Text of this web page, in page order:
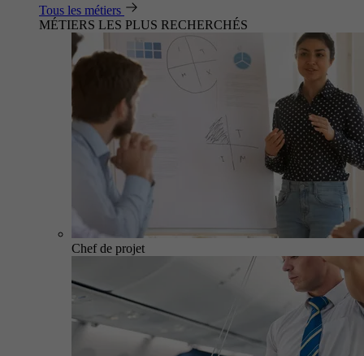
Tous les métiers
MÉTIERS LES PLUS RECHERCHÉS
Chef de projet